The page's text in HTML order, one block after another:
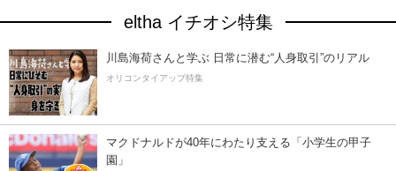
eltha イチオシ特集
川島海荷さんと学ぶ 日常に潜む“人身取引”のリアル
オリコンタイアップ特集
マクドナルドが40年にわたり支える「小学生の甲子
園」